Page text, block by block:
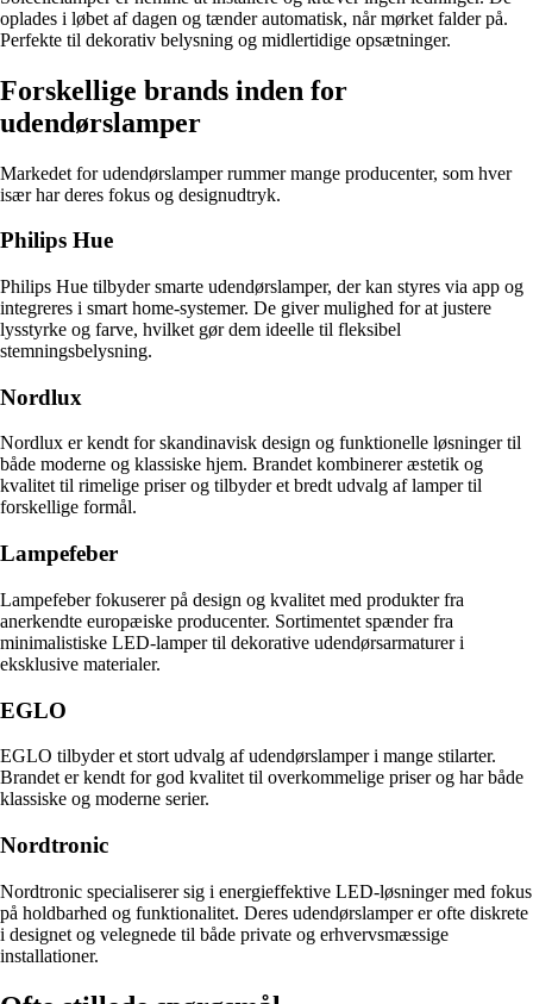
oplades i løbet af dagen og tænder automatisk, når mørket falder på.
Perfekte til dekorativ belysning og midlertidige opsætninger.
Forskellige brands inden for
udendørslamper
Markedet for udendørslamper rummer mange producenter, som hver
især har deres fokus og designudtryk.
Philips Hue
Philips Hue tilbyder smarte udendørslamper, der kan styres via app og
integreres i smart home-systemer. De giver mulighed for at justere
lysstyrke og farve, hvilket gør dem ideelle til fleksibel
stemningsbelysning.
Nordlux
Nordlux er kendt for skandinavisk design og funktionelle løsninger til
både moderne og klassiske hjem. Brandet kombinerer æstetik og
kvalitet til rimelige priser og tilbyder et bredt udvalg af lamper til
forskellige formål.
Lampefeber
Lampefeber fokuserer på design og kvalitet med produkter fra
anerkendte europæiske producenter. Sortimentet spænder fra
minimalistiske LED-lamper til dekorative udendørsarmaturer i
eksklusive materialer.
EGLO
EGLO tilbyder et stort udvalg af udendørslamper i mange stilarter.
Brandet er kendt for god kvalitet til overkommelige priser og har både
klassiske og moderne serier.
Nordtronic
Nordtronic specialiserer sig i energieffektive LED-løsninger med fokus
på holdbarhed og funktionalitet. Deres udendørslamper er ofte diskrete
i designet og velegnede til både private og erhvervsmæssige
installationer.